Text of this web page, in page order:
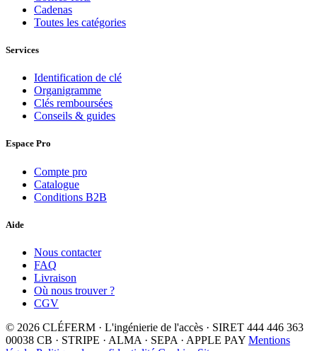
Cadenas
Toutes les catégories
Services
Identification de clé
Organigramme
Clés remboursées
Conseils & guides
Espace Pro
Compte pro
Catalogue
Conditions B2B
Aide
Nous contacter
FAQ
Livraison
Où nous trouver ?
CGV
© 2026 CLÉFERM · L'ingénierie de l'accès · SIRET 444 446 363
00038 CB · STRIPE · ALMA · SEPA · APPLE PAY Mentions